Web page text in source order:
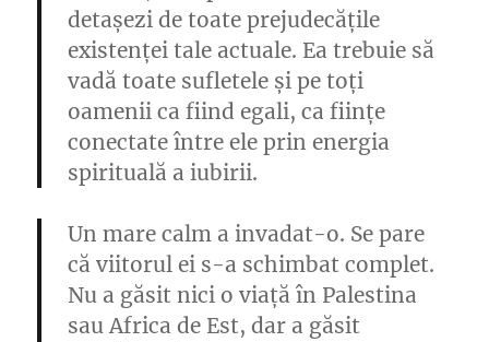
detașezi de toate prejudecățile
existenței tale actuale. Ea trebuie să
vadă toate sufletele și pe toți
oamenii ca fiind egali, ca ființe
conectate între ele prin energia
spirituală a iubirii.
Un mare calm a invadat-o. Se pare
că viitorul ei s-a schimbat complet.
Nu a găsit nici o viață în Palestina
sau Africa de Est, dar a găsit